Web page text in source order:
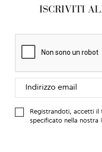
ISCRIVITI
Registrandoti, accetti
specificato nella nostra